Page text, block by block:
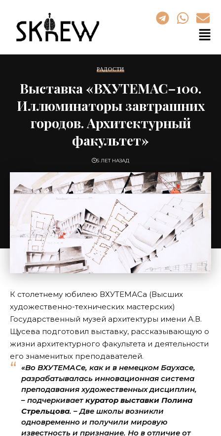
РАДОСТИ
Выставка «ВХУТЕМАС–100.
Иллюминаторы завтрашних
городов. Архитектурный
факультет»
5 ЛЕТ НАЗАД
К столетнему юбилею ВХУТЕМАСа (Высших
художественно-технических мастерских)
Государственный музей архитектуры имени А.В.
Щусева подготовил выставку, рассказывающую о
жизни архитектурного факультета и деятельности
его знаменитых преподавателей.
«Во ВХУТЕМАСе, как и в немецком Баухасе,
разрабатывалась инновационная система
преподавания художественных дисциплин,
– подчеркиваеткуратор выставки Полина
Стрельцова. – Две школы возникли
одновременно и получили мировую
известность и признание. Но в отличие от